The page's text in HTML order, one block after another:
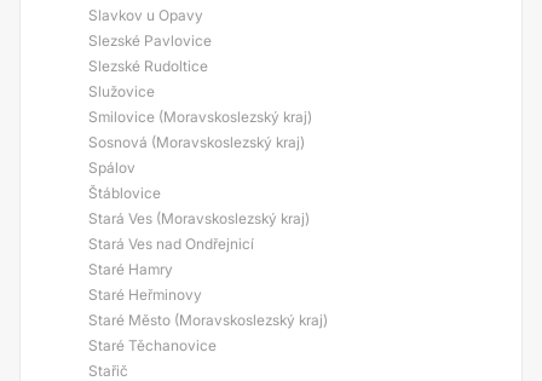
Slavkov u Opavy
Slezské Pavlovice
Slezské Rudoltice
Služovice
Smilovice (Moravskoslezský kraj)
Sosnová (Moravskoslezský kraj)
Spálov
Štáblovice
Stará Ves (Moravskoslezský kraj)
Stará Ves nad Ondřejnicí
Staré Hamry
Staré Heřminovy
Staré Město (Moravskoslezský kraj)
Staré Těchanovice
Stařič